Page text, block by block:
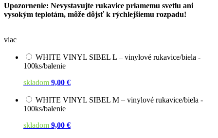
Upozornenie: Nevystavujte rukavice priamemu svetlu ani
vysokým teplotám, môže dôjsť k rýchlejšiemu rozpadu!
viac
WHITE VINYL SIBEL L – vinylové rukavice/biela -
100ks/balenie
skladom 9,00 €
WHITE VINYL SIBEL M – vinylové rukavice/biela -
100ks/balenie
skladom 9,00 €